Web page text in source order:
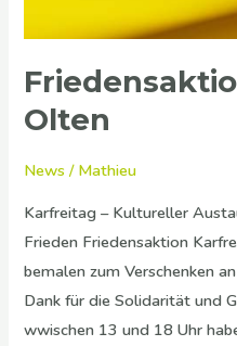
Olten
News / Mathieu
Karfreitag – Kultureller
Frieden Friedensaktion
bemalen zum Verschenken
Dank für die Solidarität und
wwischen 13 und 18 Uhr